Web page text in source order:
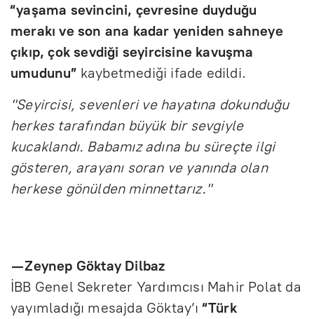
“yaşama sevincini, çevresine duyduğu
merakı ve son ana kadar yeniden sahneye
çıkıp, çok sevdiği seyircisine kavuşma
umudunu” kaybetmediği ifade edildi.
"Seyircisi, sevenleri ve hayatına dokunduğu
herkes tarafından büyük bir sevgiyle
kucaklandı. Babamız adına bu süreçte ilgi
gösteren, arayanı soran ve yanında olan
herkese gönülden minnettarız."
— Zeynep Göktay Dilbaz
İBB Genel Sekreter Yardımcısı Mahir Polat da
yayımladığı mesajda Göktay’ı“Türk